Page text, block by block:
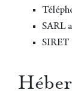
SARL
SIRET